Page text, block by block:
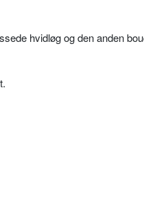
hvidløg og den anden